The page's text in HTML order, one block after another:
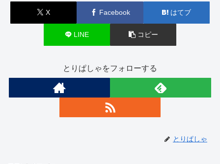
X Facebook はてブ
LINE コピー
とりぱしゃをフォローする
とりぱしゃ